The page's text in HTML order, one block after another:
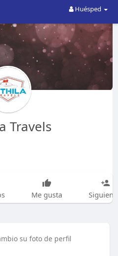
Huésped
Travels
Me gusta
su foto de perfil